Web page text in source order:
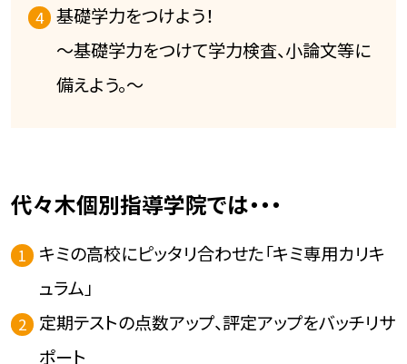
基礎学力をつけよう！
～基礎学力をつけて学力検査、小論文等に
備えよう。～
代々木個別指導学院では・・・
キミの高校にピッタリ合わせた「キミ専用カリキ
ュラム」
定期テストの点数アップ、評定アップをバッチリサ
ポート